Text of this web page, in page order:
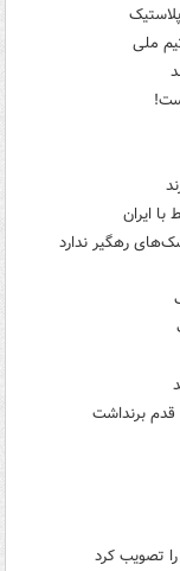
ایران
رهگیر ندارد
برنداشت
تصویب کرد